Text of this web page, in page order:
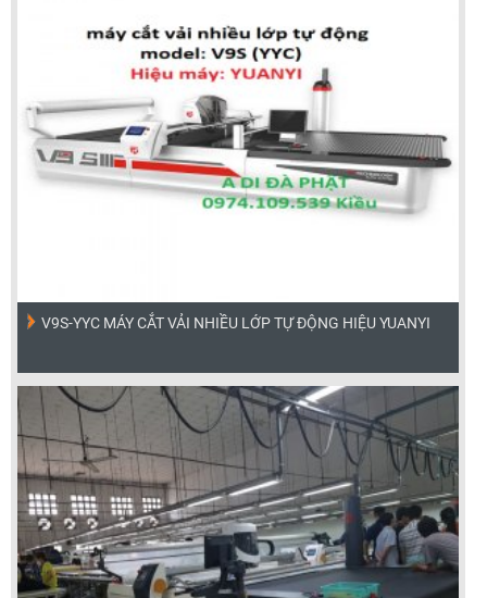
V9S-YYC MÁY CẮT VẢI NHIỀU LỚP TỰ ĐỘNG HIỆU YUANYI